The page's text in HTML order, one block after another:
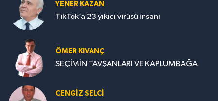
YENER KAZAN
TikTok’a 23 yıkıcı virüsü insanı
ÖMER KIVANÇ
SEÇİMİN TAVŞANLARI VE KAPLUMBAĞA
CENGİZ SELCİ